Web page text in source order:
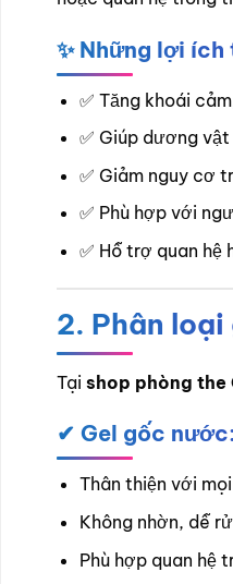
✨ Những lợi
✅ Tăng khoái
✅ Giúp dương
✅ Giảm nguy cơ
✅ Phù hợp với
✅ Hỗ trợ quan hệ
2. Phân
Tại shop phòng the
✔ Gel gốc nước:
Thân thiện với
Không nhờn, dễ
Phù hợp quan hệ